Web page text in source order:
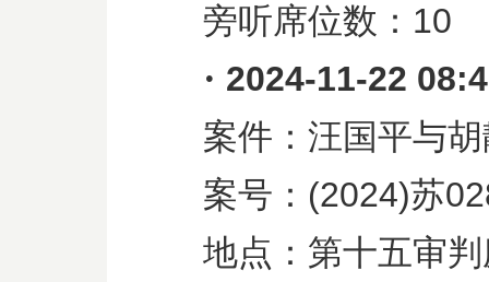
旁听席位数： 10
· 2024-11-22
案件：汪国平与
案号： (2024)苏
地点：第十五审